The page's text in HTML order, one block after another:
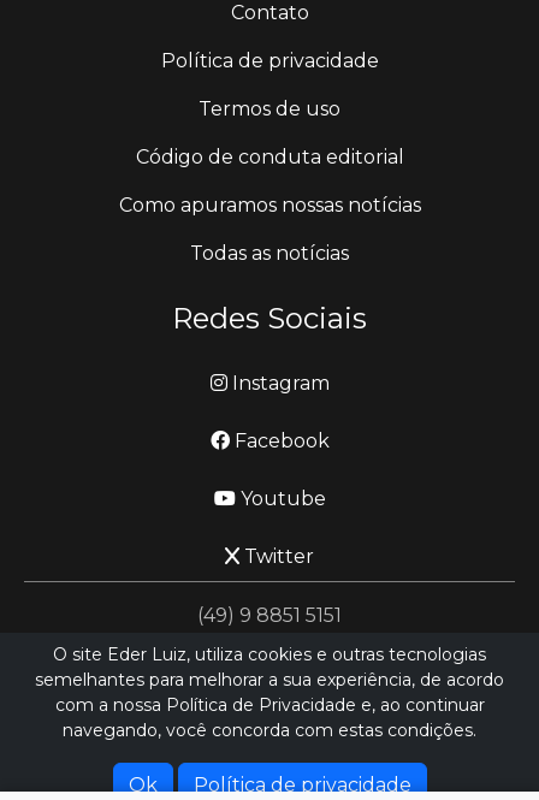
Contato
Política de privacidade
Termos de uso
Código de conduta editorial
Como apuramos nossas notícias
Todas as notícias
Redes Sociais
Instagram
Facebook
Youtube
Twitter
(49) 9 8851 5151
jornalismo@ederluiz.com.vc
Hospedado porHEXIO CLOUD
O site Eder Luiz, utiliza cookies e outras tecnologias
semelhantes para melhorar a sua experiência, de acordo
com a nossa Política de Privacidade e, ao continuar
navegando, você concorda com estas condições.
Ok Política de privacidade